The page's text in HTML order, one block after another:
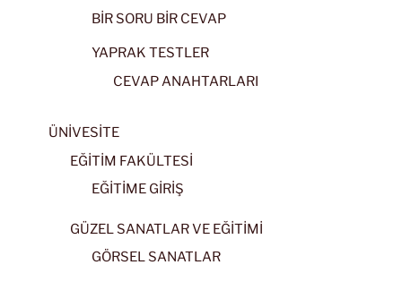
BİR SORU BİR CEVAP
YAPRAK TESTLER
CEVAP ANAHTARLARI
ÜNİVESİTE
EĞİTİM FAKÜLTESİ
EĞİTİME GİRİŞ
GÜZEL SANATLAR VE EĞİTİMİ
GÖRSEL SANATLAR